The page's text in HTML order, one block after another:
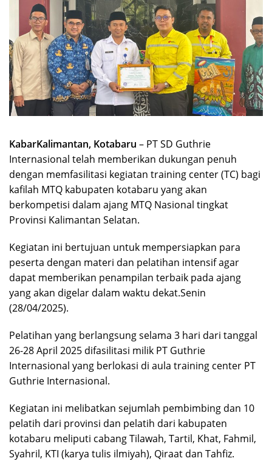
KabarKalimantan, Kotabaru – PT SD Guthrie
Internasional telah memberikan dukungan penuh
dengan memfasilitasi kegiatan training center (TC) bagi
kafilah MTQ kabupaten kotabaru yang akan
berkompetisi dalam ajang MTQ Nasional tingkat
Provinsi Kalimantan Selatan.
Kegiatan ini bertujuan untuk mempersiapkan para
peserta dengan materi dan pelatihan intensif agar
dapat memberikan penampilan terbaik pada ajang
yang akan digelar dalam waktu dekat.Senin
(28/04/2025).
Pelatihan yang berlangsung selama 3 hari dari tanggal
26-28 April 2025 difasilitasi milik PT Guthrie
Internasional yang berlokasi di aula training center PT
Guthrie Internasional.
Kegiatan ini melibatkan sejumlah pembimbing dan 10
pelatih dari provinsi dan pelatih dari kabupaten
kotabaru meliputi cabang Tilawah, Tartil, Khat, Fahmil,
Syahril, KTI (karya tulis ilmiyah), Qiraat dan Tahfiz.